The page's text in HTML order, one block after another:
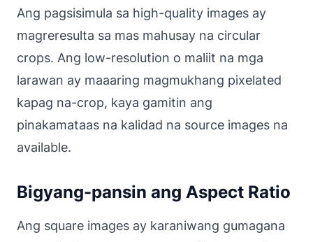
Ang pagsisimula sa high-quality images ay
magreresulta sa mas mahusay na circular
crops. Ang low-resolution o maliit na mga
larawan ay maaaring magmukhang pixelated
kapag na-crop, kaya gamitin ang
pinakamataas na kalidad na source images na
available.
Bigyang-pansin ang Aspect Ratio
Ang square images ay karaniwang gumagana